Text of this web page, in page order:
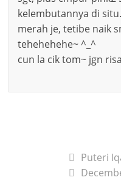
kelembutannya di
merah je, tetibe naik
tehehehehe~ ^_^
cun la cik tom~ jgn
Puteri